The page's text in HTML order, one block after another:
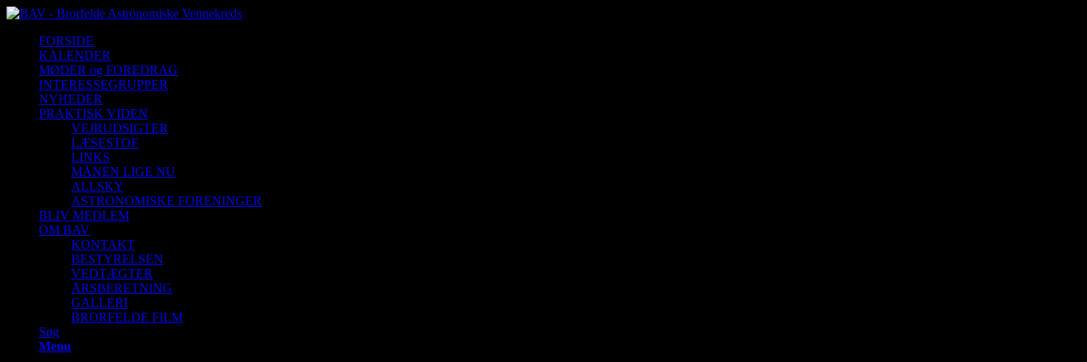
FORSIDE
KALENDER
MØDER og FOREDRAG
INTERESSEGRUPPER
NYHEDER
PRAKTISK VIDEN
VEJRUDSIGTER
LÆSESTOF
LINKS
MÅNEN LIGE NU
ALLSKY
ASTRONOMISKE FORENINGER
BLIV MEDLEM
OM BAV
KONTAKT
BESTYRELSEN
VEDTÆGTER
ÅRSBERETNING
GALLERI
BRORFELDE FILM
Søg
Menu